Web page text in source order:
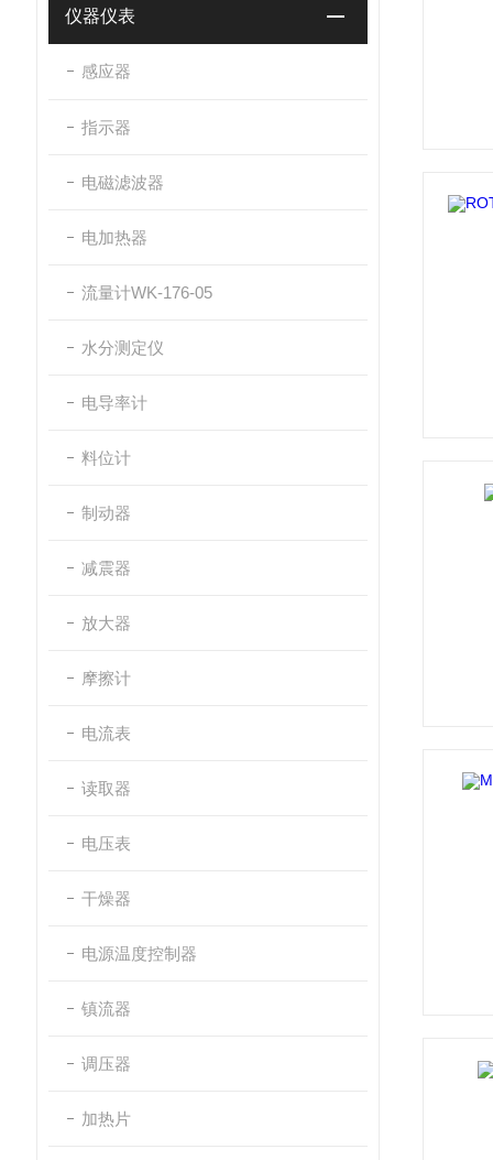
仪器仪表
感应器
指示器
电磁滤波器
电加热器
流量计WK-176-05
水分测定仪
电导率计
料位计
制动器
减震器
放大器
摩擦计
电流表
读取器
电压表
干燥器
电源温度控制器
镇流器
调压器
加热片